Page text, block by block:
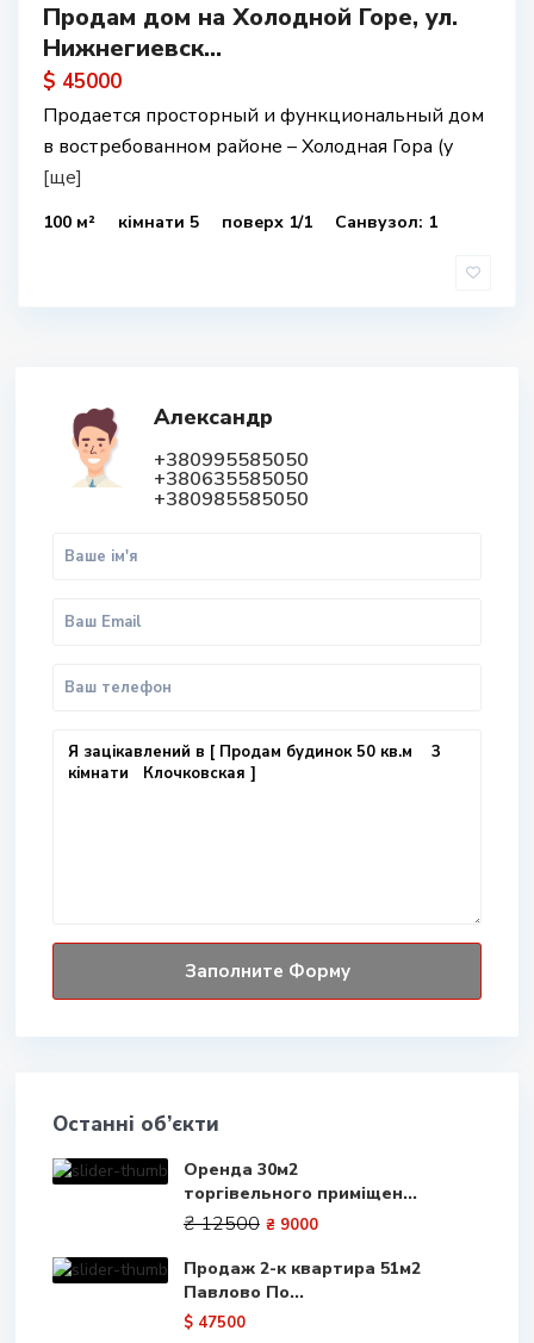
Продам дом на Холодной Горе, ул.
Нижнегиевск...
$ 45000
Продается просторный и функциональный дом
в востребованном районе – Холодная Гора (у
[ще]
100 м² кімнати 5 поверх 1/1 Санвузол: 1
Александр
+380995585050
+380635585050
+380985585050
Останні об’єкти
Оренда 30м2
торгівельного приміщен...
₴ 12500 ₴ 9000
Продаж 2-к квартира 51м2
Павлово По...
$ 47500